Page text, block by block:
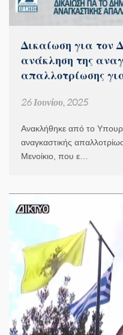
Δικαίωση για τον
ανάκληση της
απαλλοτρίωσης
26 Ιουνίου, 2025
Ανακλήθηκε από το
αναγκαστικής
Μενοίκιο, που ε…